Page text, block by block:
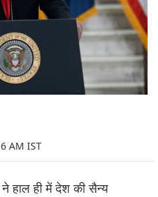
AM IST
ने हाल ही में देश की सैन्य